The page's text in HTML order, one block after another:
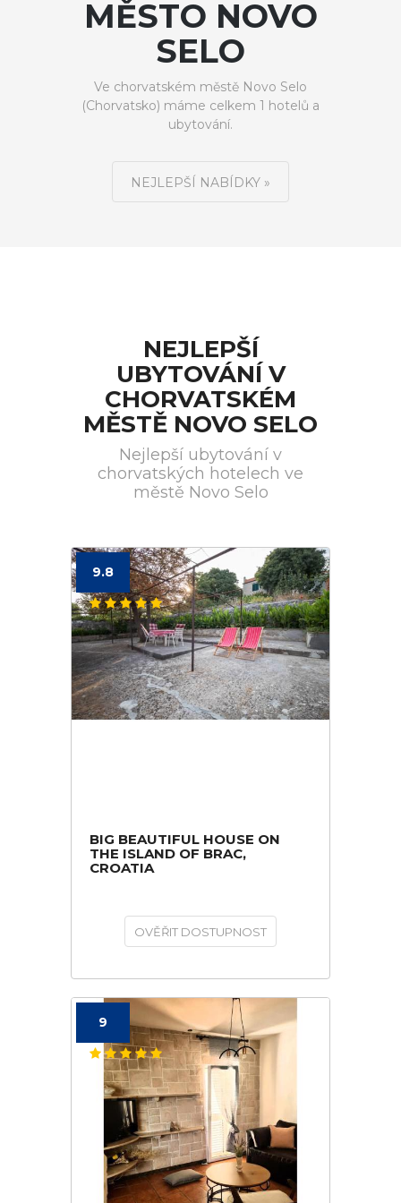
MĚSTO NOVO
SELO
Ve chorvatském městě Novo Selo
(Chorvatsko) máme celkem 1 hotelů a
ubytování.
NEJLEPŠÍ NABÍDKY »
NEJLEPŠÍ
UBYTOVÁNÍ V
CHORVATSKÉM
MĚSTĚ NOVO SELO
Nejlepší ubytování v
chorvatských hotelech ve
městě Novo Selo
9.8
BIG BEAUTIFUL HOUSE ON
THE ISLAND OF BRAC,
CROATIA
OVĚŘIT DOSTUPNOST
9